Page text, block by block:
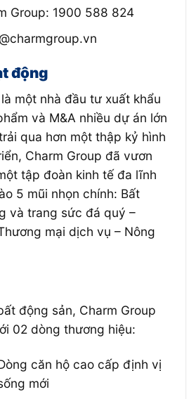
Group: 1900 588 824
động
một nhà đầu tư xuất khẩu
và M&A nhiều dự án lớn
qua hơn một thập kỷ hình
Charm Group đã vươn
tập đoàn kinh tế đa lĩnh
5 mũi nhọn chính: Bất
và trang sức đá quý –
mại dịch vụ – Nông
động sản, Charm Group
02 dòng thương hiệu:
căn hộ cao cấp định vị
mới